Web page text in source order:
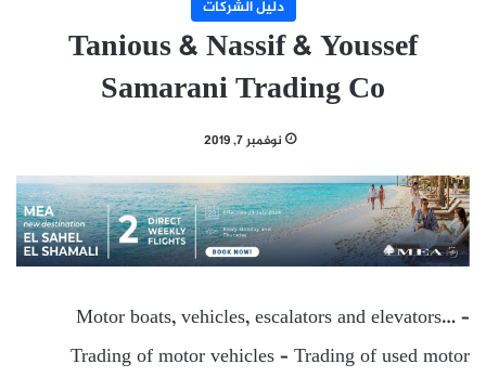
دليل الشركات
Tanious & Nassif & Youssef
Samarani Trading Co
نوفمبر 7, 2019
Motor boats, vehicles, escalators and elevators… –
Trading of motor vehicles – Trading of used motor